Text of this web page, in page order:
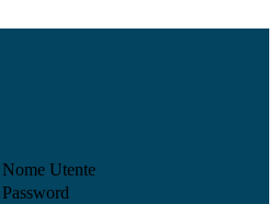
Nome Utente
Password